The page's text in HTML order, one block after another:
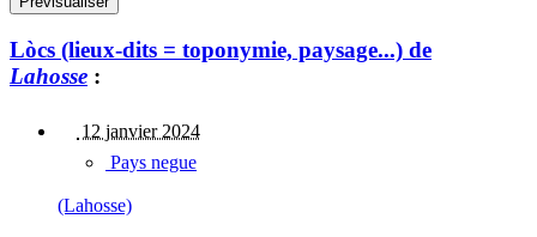
Lòcs (lieux-dits = toponymie, paysage...) de
Lahosse :
12 janvier 2024
Pays negue
(Lahosse)